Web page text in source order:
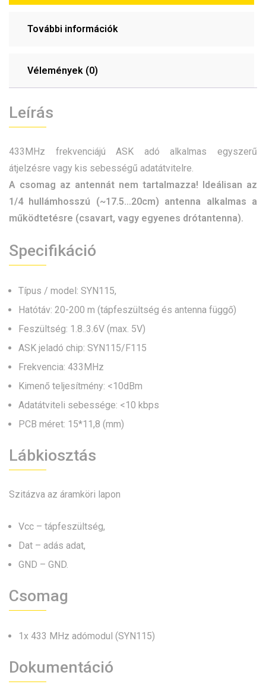
További információk
Vélemények (0)
Leírás
433MHz frekvenciájú ASK adó alkalmas egyszerű
átjelzésre vagy kis sebességű adatátvitelre.
A csomag az antennát nem tartalmazza! Ideálisan az
1/4 hullámhosszú (~17.5…20cm) antenna alkalmas a
működtetésre (csavart, vagy egyenes drótantenna).
Specifikáció
Típus / model: SYN115,
Hatótáv: 20-200 m (tápfeszültség és antenna függő)
Feszültség: 1.8..3.6V (max. 5V)
ASK jeladó chip: SYN115/F115
Frekvencia: 433MHz
Kimenő teljesítmény: <10dBm
Adatátviteli sebessége: <10 kbps
PCB méret: 15*11,8 (mm)
Lábkiosztás
Szitázva az áramköri lapon
Vcc – tápfeszültség,
Dat – adás adat,
GND – GND.
Csomag
1x 433 MHz adómodul (SYN115)
Dokumentáció